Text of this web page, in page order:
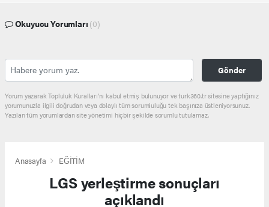
Okuyucu Yorumları (0)
Gönder
Yorum yazarak Topluluk Kuralları’nı kabul etmiş bulunuyor ve turk360.tr sitesine yaptığınız
yorumunuzla ilgili doğrudan veya dolaylı tüm sorumluluğu tek başınıza üstleniyorsunuz.
Yazılan tüm yorumlardan site yönetimi hiçbir şekilde sorumlu tutulamaz.
Anasayfa EĞİTİM
LGS yerleştirme sonuçları
açıklandı